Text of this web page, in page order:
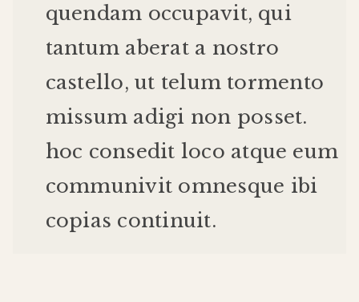
quendam occupavit, qui
tantum aberat a nostro
castello,ut telum tormento
missum adigi non posset.
hoc consedit loco atque eum
communivit omnesque ibi
copias continuit.